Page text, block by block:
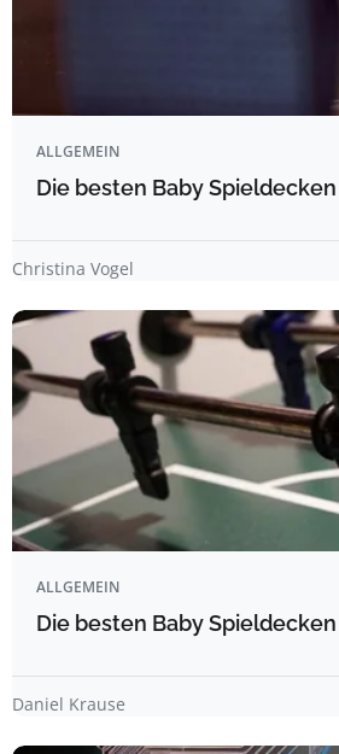
ALLGEMEIN
Die besten Baby
Christina Vogel
ALLGEMEIN
Die besten Baby
Daniel Krause